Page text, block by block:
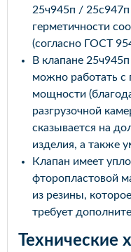
25ч945п /
герметичности
(согласно ГОСТ
В клапане
можно работать с
мощности
разгрузочной
сказывается на
изделия, а также
Клапан имеет
фторопластовой
из резины,
требует
Технические